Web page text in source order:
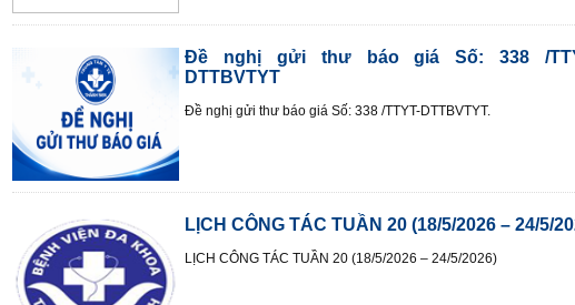
Đề nghị gửi thư báo giá Số: 338 /
DTTBVTYT
Đề nghị gửi thư báo giá Số: 338 /TTYT-DTTBVTYT.
LỊCH CÔNG TÁC TUẦN 20 (18/5/2026 – 24/5/
LỊCH CÔNG TÁC TUẦN 20 (18/5/2026 – 24/5/2026)